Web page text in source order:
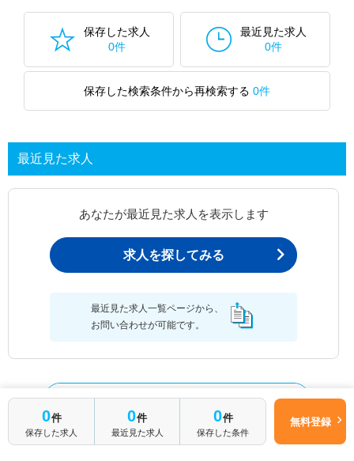
保存した求人
0件
最近見た求人
0件
保存した検索条件から再検索する 0件
最近見た求人
あなたが最近見た求人を表示します
求人を探してみる
最近見た求人一覧ページから、
お問い合わせが可能です。
最近見た求人一覧
0件
保存した求人
0件
最近見た求人
0件
保存した条件
無料登録